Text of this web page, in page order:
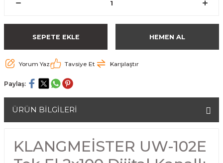
SEPETE EKLE HEMEN AL
Yorum Yaz Tavsiye Et Karşılaştır
Paylaş:
ÜRÜN BİLGİLERİ
KLANGMEİSTER UW-102E